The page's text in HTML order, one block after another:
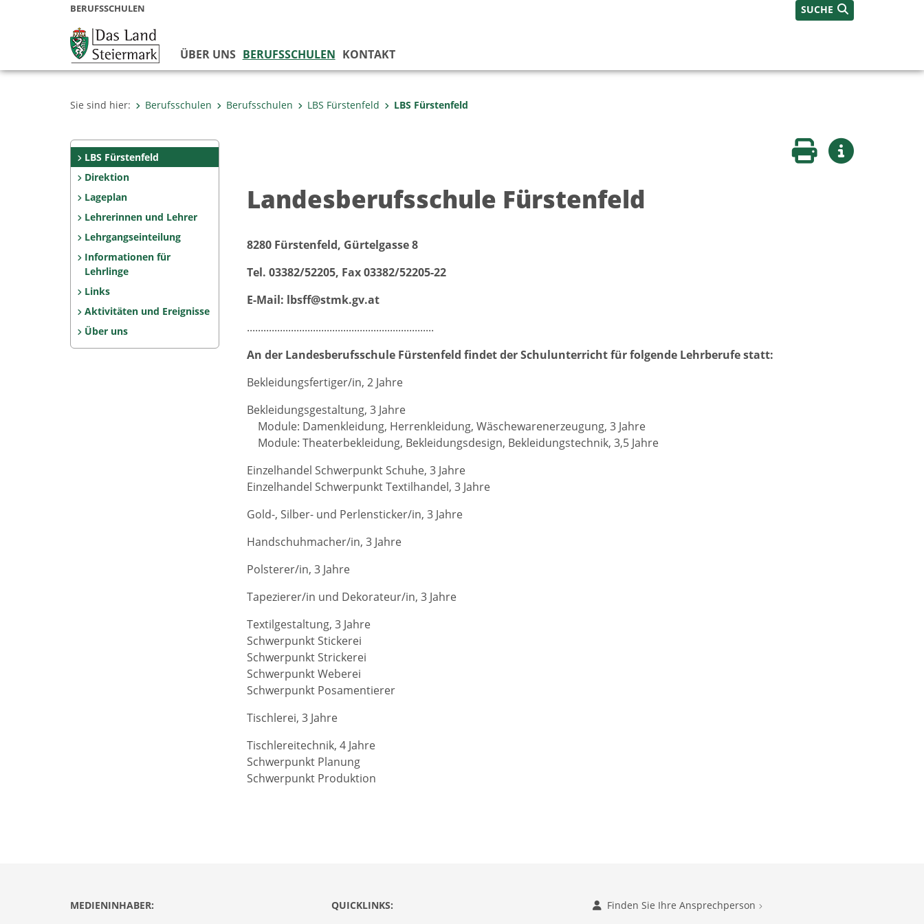
BERUFSSCHULEN SUCHE
ÜBER UNS BERUFSSCHULEN KONTAKT
Sie sind hier: Berufsschulen Berufsschulen LBS Fürstenfeld LBS Fürstenfeld
LBS Fürstenfeld
Direktion
Lageplan
Lehrerinnen und Lehrer
Lehrgangseinteilung
Informationen für
Lehrlinge
Links
Aktivitäten und Ereignisse
Über uns
Seite druckenWeitere Infos
Landesberufsschule Fürstenfeld
8280 Fürstenfeld, Gürtelgasse 8
Tel. 03382/52205, Fax 03382/52205-22
E-Mail: lbsff@stmk.gv.at
....................................................................
An der Landesberufsschule Fürstenfeld findet der Schulunterricht für folgende Lehrberufe statt:
Bekleidungsfertiger/in, 2 Jahre
Bekleidungsgestaltung, 3 Jahre
Module: Damenkleidung, Herrenkleidung, Wäschewarenerzeugung, 3 Jahre
Module: Theaterbekleidung, Bekleidungsdesign, Bekleidungstechnik, 3,5 Jahre
Einzelhandel Schwerpunkt Schuhe, 3 Jahre
Einzelhandel Schwerpunkt Textilhandel, 3 Jahre
Gold-, Silber- und Perlensticker/in, 3 Jahre
Handschuhmacher/in, 3 Jahre
Polsterer/in, 3 Jahre
Tapezierer/in und Dekorateur/in, 3 Jahre
Textilgestaltung, 3 Jahre
Schwerpunkt Stickerei
Schwerpunkt Strickerei
Schwerpunkt Weberei
Schwerpunkt Posamentierer
Tischlerei, 3 Jahre
Tischlereitechnik, 4 Jahre
Schwerpunkt Planung
Schwerpunkt Produktion
MEDIENINHABER: QUICKLINKS: Finden Sie Ihre Ansprechperson